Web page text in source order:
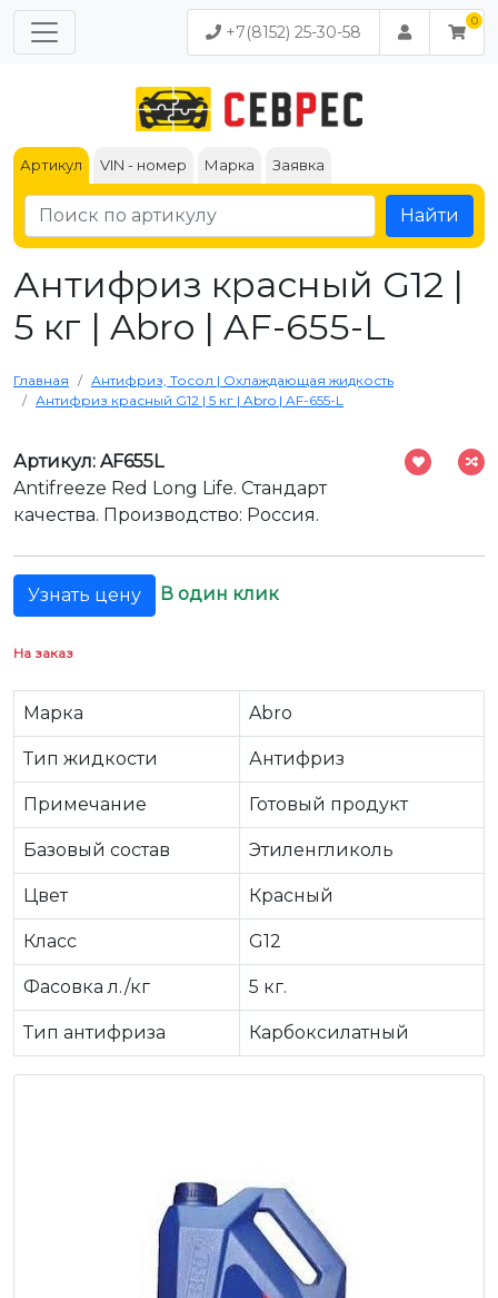
+7(8152) 25-30-58
Артикул VIN - номер Марка Заявка
Найти
Антифриз красный G12 |
5 кг | Abro | AF-655-L
Главная
Антифриз, Тосол | Охлаждающая жидкость
Антифриз красный G12 | 5 кг | Abro | AF-655-L
Артикул: AF655L
Antifreeze Red Long Life. Стандарт
качества. Производство: Россия.
Узнать цену В один клик
На заказ
Марка Abro
Тип жидкости Антифриз
Примечание Готовый продукт
Базовый состав Этиленгликоль
Цвет Красный
Класс G12
Фасовка л./кг 5 кг.
Тип антифриза Карбоксилатный